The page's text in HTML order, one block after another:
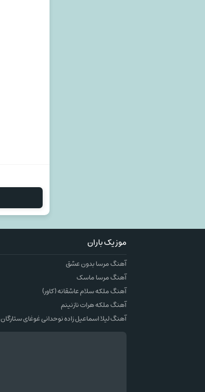
موزیک باران
آهنگ مرسا بدون عشق
آهنگ مرسا ماسک
آهنگ ملکه سلام عاشقانه (کاور)
آهنگ ملکه هرات نازنینم
آهنگ لیلا اسماعیل زاده نوحدانی غوغای ستارگان